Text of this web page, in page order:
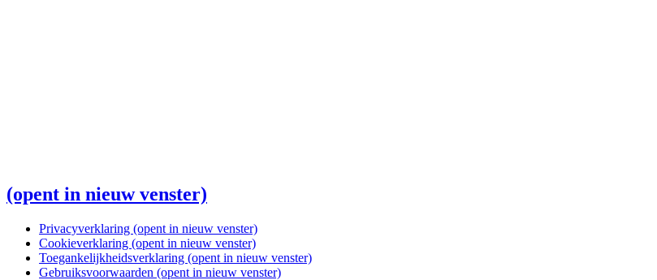
(opent in nieuw venster)
Privacyverklaring (opent in nieuw venster)
Cookieverklaring (opent in nieuw venster)
Toegankelijkheidsverklaring (opent in nieuw venster)
Gebruiksvoorwaarden (opent in nieuw venster)